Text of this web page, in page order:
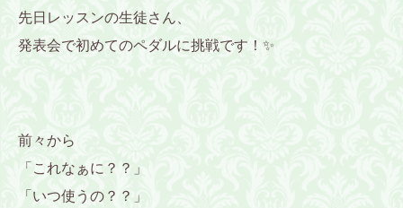
先日レッスンの生徒さん、
発表会で初めてのペダルに挑戦です！✨
前々から
「これなぁに？？」
「いつ使うの？？」